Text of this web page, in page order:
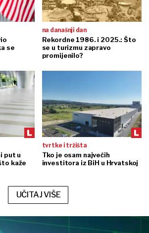
se
na današnji dan
Rekordne 1986. i 2025.: Što
se u turizmu zapravo
promijenilo?
put u
kaže
tvrtke i tržišta
Tko je osam najvećih
investitora iz BiH u Hrvatskoj
UČITAJ VIŠE